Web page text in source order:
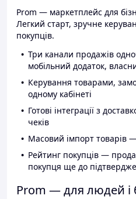
Prom — маркетплейс для
Легкий старт, зручне
покупців.
Три канали продажів
мобільний додаток,
Керування товарами,
одному кабінеті
Готові інтеграції з
чеків
Масовий імпорт товарів
Рейтинг покупців —
покупця ще до
Prom — для людей і